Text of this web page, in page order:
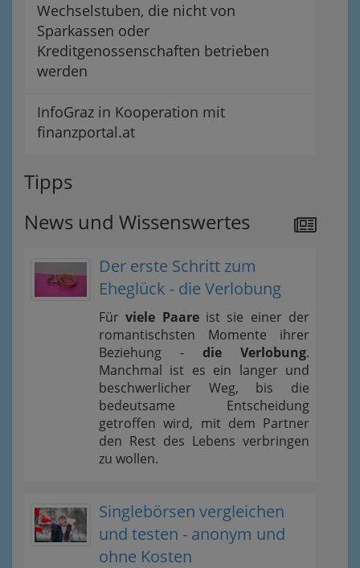
Wechselstuben, die nicht von
Sparkassen oder
Kreditgenossenschaften betrieben
werden
InfoGraz in Kooperation mit
finanzportal.at
Tipps
News und Wissenswertes
Der erste Schritt zum
Eheglück - die Verlobung
Fürviele Paareist sie einer der
romantischsten Momente ihrer
Beziehung - die Verlobung.
Manchmal ist es ein langer und
beschwerlicher Weg, bis die
bedeutsame Entscheidung
getroffen wird, mit dem Partner
den Rest des Lebens verbringen
zu wollen.
Singlebörsen vergleichen
und testen - anonym und
ohne Kosten